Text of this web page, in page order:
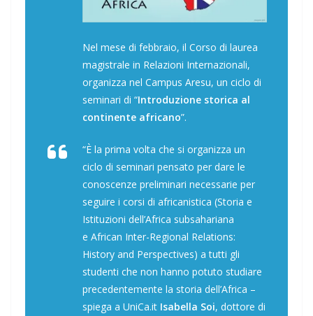
Nel mese di febbraio, il Corso di laurea
magistrale in Relazioni Internazionali,
organizza nel Campus Aresu, un ciclo di
seminari di “Introduzione storica al
continente africano”.
“È la prima volta che si organizza un
ciclo di seminari pensato per dare le
conoscenze preliminari necessarie per
seguire i corsi di africanistica (Storia e
Istituzioni dell’Africa subsahariana
e African Inter-Regional Relations:
History and Perspectives) a tutti gli
studenti che non hanno potuto studiare
precedentemente la storia dell’Africa –
spiega a UniCa.it Isabella Soi, dottore di